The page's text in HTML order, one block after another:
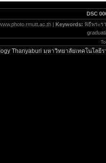
DSC
| Keywords: พิธีพระร
Thanyaburi มหาวิทยาลัยเทคโนโ